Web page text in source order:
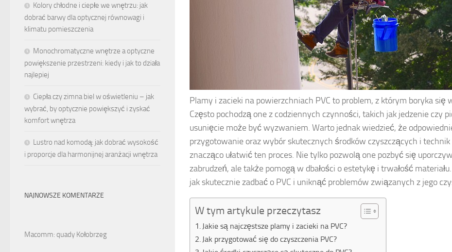
Plamy i zacieki na powierzchniach PVC to problem, z którym boryka się
Często pochodzą one z codziennych czynności, takich jak jedzenie czy
usunięcie może być wyzwaniem. Warto jednak wiedzieć, że
przygotowanie oraz wybór skutecznych środków czyszczących i
znacząco ułatwić ten proces. Nie tylko pozwolą one pozbyć się
zabrudzeń, ale także pomogą w dbałości o estetykę i trwałość
jak skutecznie zadbać o PVC i uniknąć problemów związanych z jego
W tym artykule przeczytasz
Jakie są najczęstsze plamy i zacieki na PVC?
Jak przygotować się do czyszczenia PVC?
Kolory chłodne i ciepłe we wnętrzu: jak
dobrać barwy dla optycznej równowagi i
klimatu pomieszczenia
Monochromatyczne wnętrze a optyczne
powiększenie przestrzeni: kiedy i jak to działa
najlepiej
Ciepła czy zimna biel w oświetleniu – jak
wybrać, by optycznie powiększyć i zyskać
komfort wnętrza
Lustro nad komodą: jak dobrać wysokość
i proporcje dla harmonijnej aranżacji wnętrza
NAJNOWSZE KOMENTARZE
Macomm: quady Kołobrzeg